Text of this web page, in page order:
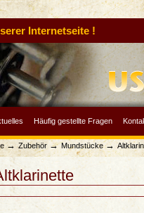
Internetseite !
Häufig gestellte Fragen
→Zubehör →Mundstücke →